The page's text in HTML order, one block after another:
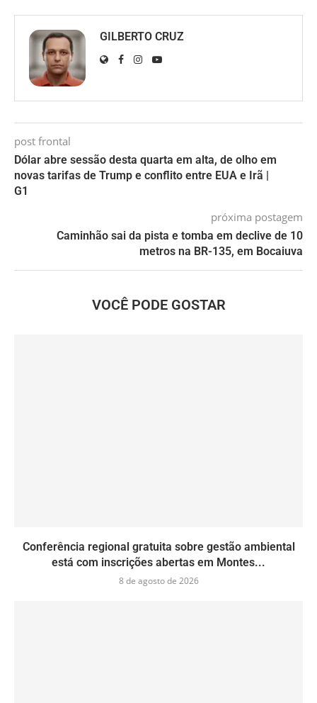
GILBERTO CRUZ
post frontal
Dólar abre sessão desta quarta em alta, de olho em
novas tarifas de Trump e conflito entre EUA e Irã |
G1
próxima postagem
Caminhão sai da pista e tomba em declive de 10
metros na BR-135, em Bocaiuva
VOCÊ PODE GOSTAR
Conferência regional gratuita sobre gestão ambiental
está com inscrições abertas em Montes...
8 de agosto de 2026